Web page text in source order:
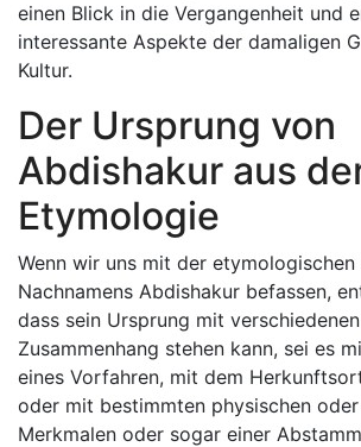
einen Blick in die Vergangenheit und
interessante Aspekte der damaligen
Kultur.
Der Ursprung von
Abdishakur aus
Etymologie
Wenn wir uns mit der etymologischen
Nachnamens Abdishakur befassen,
dass sein Ursprung mit
Zusammenhang stehen kann, sei es
eines Vorfahren, mit dem
oder mit bestimmten physischen
Merkmalen oder sogar einer